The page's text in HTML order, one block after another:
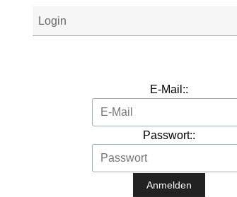
Login
E-Mail::
Passwort::